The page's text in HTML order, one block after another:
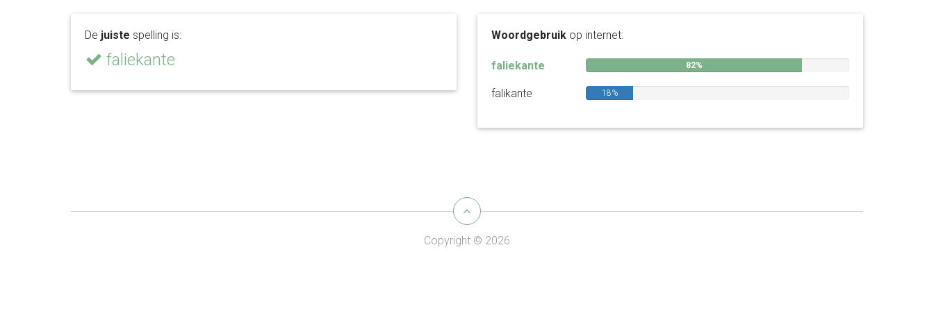
De juiste spelling is:
faliekante
Woordgebruik op internet:
faliekante 82%
falikante 18%
Copyright © 2026